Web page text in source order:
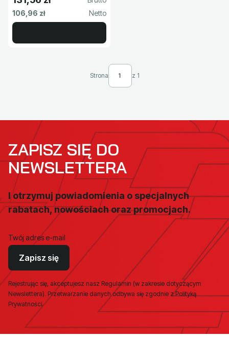
Cena brutto
Cena netto
106,96 zł
Strona z 1
ZAPISZ SIĘ DO
NEWSLETTERA
I otrzymuj powiadomienia o specjalnych
rabatach, nowościach oraz promocjach.
Twój adres e-mail
Zapisz się
Rejestrując się, akceptujesz nasz Regulamin (w zakresie dotyczącym
Newslettera). Przetwarzanie danych odbywa się zgodnie z Polityką
Prywatności.